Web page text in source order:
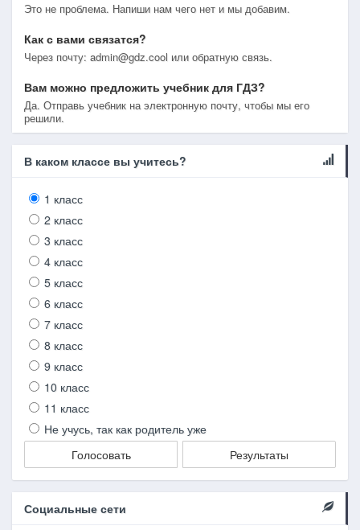
Это не проблема. Напиши нам чего нет и мы добавим.
Как с вами связатся?
Через почту: admin@gdz.cool или обратную связь.
Вам можно предложить учебник для ГДЗ?
Да. Отправь учебник на электронную почту, чтобы мы его
решили.
В каком классе вы учитесь?
1 класс
2 класс
3 класс
4 класс
5 класс
6 класс
7 класс
8 класс
9 класс
10 класс
11 класс
Не учусь, так как родитель уже
Голосовать
Результаты
Социальные сети